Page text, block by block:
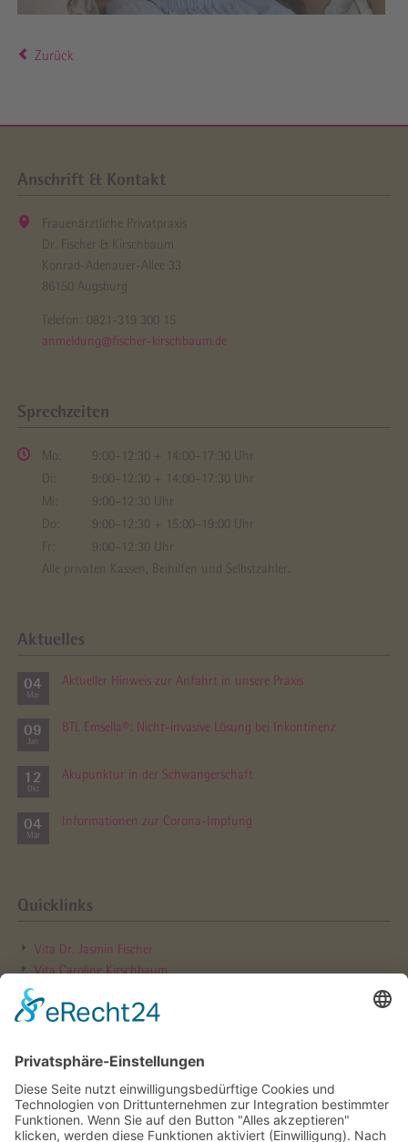
Zurück
Anschrift & Kontakt
Frauenärztliche Privatpraxis
Dr. Fischer & Kirschbaum
Konrad-Adenauer-Allee 33
86150 Augsburg
Telefon: 0821-319 300 15
anmeldung@fischer-kirschbaum.de
Sprechzeiten
Mo:
9:00–12:30 + 14:00–17:30 Uhr
Di:
9:00–12:30 + 14:00–17:30 Uhr
Mi:
9:00–12:30 Uhr
Do:
9:00–12:30 + 15:00–19:00 Uhr
Fr:
9:00–12:30 Uhr
Alle privaten Kassen, Beihilfen und Selbstzahler.
Aktuelles
04
Mai
Aktueller Hinweis zur Anfahrt in unsere Praxis
09
Jan
BTL Emsella®: Nicht-invasive Lösung bei Inkontinenz
12
Okt
Akupunktur in der Schwanger­schaft
04
Mär
Informationen zur Corona-Impfung
Quicklinks
Vita Dr. Jasmin Fischer
Vita Caroline Kirschbaum
Hebammen­sprechstunde
Online Rezept­bestellung
Parkplätze für Patientinnen